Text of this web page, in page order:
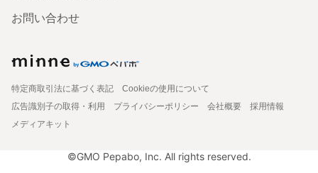
お問い合わせ
特定商取引法に基づく表記
Cookieの使用について
広告識別子の取得・利用
プライバシーポリシー 会社概要
採用情報
メディアキット
©GMO Pepabo, Inc. All rights reserved.